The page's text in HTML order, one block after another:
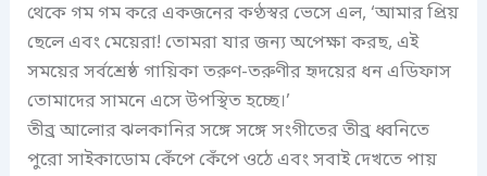
থেকে গম গম করে একজনের কণ্ঠস্বর ভেসে এল, ‘আমার প্রিয়
ছেলে এবং মেয়েরা! তোমরা যার জন্য অপেক্ষা করছ, এই
সময়ের সর্বশ্রেষ্ঠ গায়িকা তরুণ-তরুণীর হৃদয়ের ধন এডিফাস
তোমাদের সামনে এসে উপস্থিত হচ্ছে।’
তীব্র আলোর ঝলকানির সঙ্গে সঙ্গে সংগীতের তীব্র ধ্বনিতে
পুরো সাইকাডোম কেঁপে কেঁপে ওঠে এবং সবাই দেখতে পায়